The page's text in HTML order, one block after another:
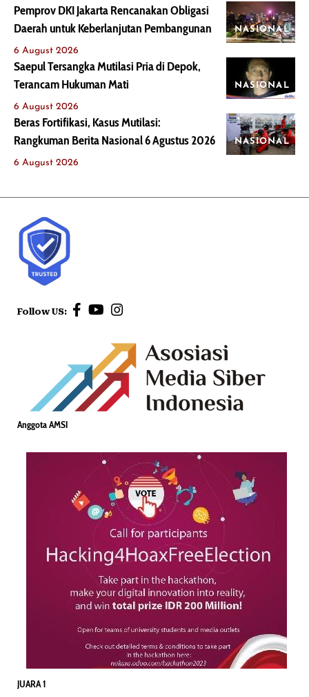
NASIONAL
Pemprov DKI Jakarta Rencanakan Obligasi
Daerah untuk Keberlanjutan Pembangunan
6 August 2026
NASIONAL
Saepul Tersangka Mutilasi Pria di Depok,
Terancam Hukuman Mati
6 August 2026
NASIONAL
Beras Fortifikasi, Kasus Mutilasi:
Rangkuman Berita Nasional 6 Agustus 2026
6 August 2026
Follow US:
Anggota AMSI
JUARA 1